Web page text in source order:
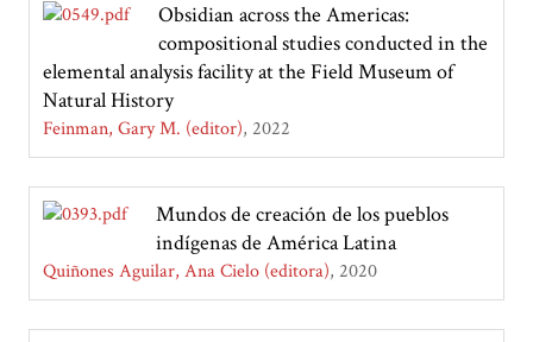
Obsidian across the Americas:
compositional studies conducted in the
elemental analysis facility at the Field Museum of
Natural History
Feinman, Gary M. (editor) 2022
Mundos de creación de los pueblos
indígenas de América Latina
Quiñones Aguilar, Ana Cielo (editora) 2020